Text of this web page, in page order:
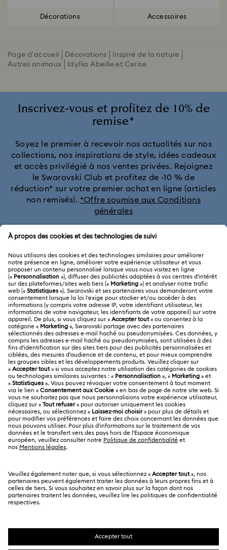
Décorations Accessoires
Page d'accueil Décorations
Inspiré de la nature
Autres animaux
Idyllia Abeille et Cerise
Inscrivez-vous et profitez de 10% de
remise*
Soyez le premier à recevoir nos actualités sur nos
collections, nos inspirations de style, idées cadeaux
et accès privilégié à nos ventes privées. Rejoignez
le Swarovski Club et profitez de -10 % de
réduction* sur votre premier achat en ligne (articles
non remisés). *Offre soumise aux Conditions
générales
Rejoignez le club
SERVICE CLIENTÈLE
Aperçu du service clientèle
Solde de la carte cadeau
Statut de réparation
Contactez-Nous
Calculer votre taille
Rechercher une boutique
A PROPOS
À propos de Swarovski
Emploi & Carrières
Alumni Community
Pour les professionnels
Swarovski Created Diamonds
Kristallwelten
MENTIONS LÉGALES
Conditions D’Utilisation
Conditions Générales
Politique De Confidentialité
Gestion Des Cookies
Mention Légale
Autres pays/régions
English
Deutsch Español Français
SWAROVSKI et le logo Cygne sont des marques
déposées de Swarovski AG.